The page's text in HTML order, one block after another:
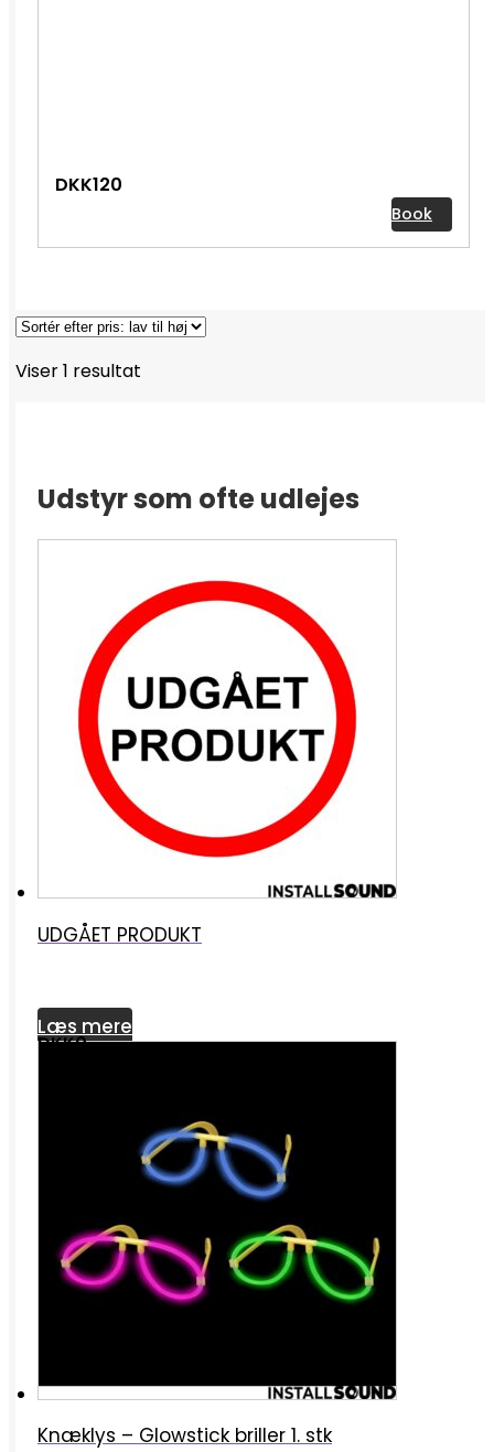
DKK120
Book
Viser 1 resultat
Udstyr som ofte udlejes
UDGÅET PRODUKT
DKK0
Læs mere
Knæklys – Glowstick briller 1. stk